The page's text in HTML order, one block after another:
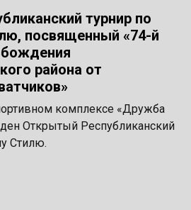
турнир по
посвященный «74-й
района от
комплексе «Дружба
Открытый Республиканский
Стилю.